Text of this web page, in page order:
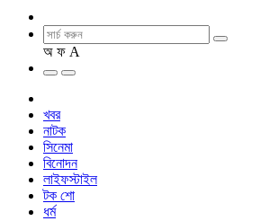
অ ফ A
খবর
নাটক
সিনেমা
বিনোদন
লাইফস্টাইল
টক শো
ধর্ম